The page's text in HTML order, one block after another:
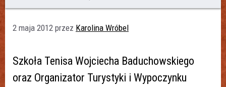
2 maja 2012 przez Karolina Wróbel
Szkoła Tenisa Wojciecha Baduchowskiego
oraz Organizator Turystyki i Wypoczynku